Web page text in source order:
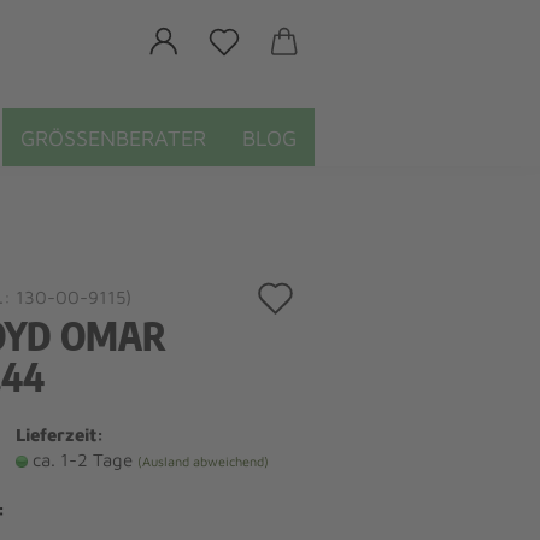
GRÖSSENBERATER BLOG
130-00-9115)
OMAR
Lieferzeit:
ca. 1-2 Tage (Ausland abweichend)